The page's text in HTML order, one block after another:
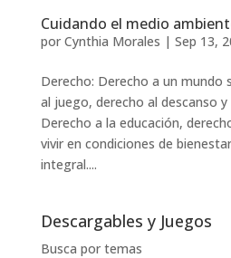
Cuidando el medio
por Cynthia Morales | Sep 13,
Derecho: Derecho a un mundo
al juego, derecho al descanso
Derecho a la educación,
vivir en condiciones de
integral....
Descargables y Juegos
Busca por temas